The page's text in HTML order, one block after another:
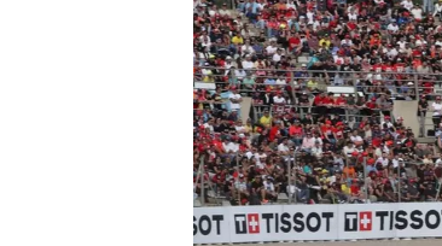
WORLD SUPERBIKE